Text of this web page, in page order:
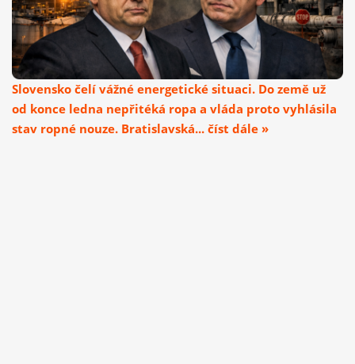
Slovensko čelí vážné energetické situaci. Do země už
od konce ledna nepřitéká ropa a vláda proto vyhlásila
stav ropné nouze. Bratislavská... číst dále »